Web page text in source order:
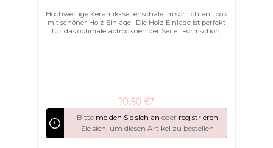
Hochwertige Keramik-Seifenschale im schlichten Look
mit schöner Holz-Einlage. Die Holz-Einlage ist perfekt
für das optimale abtrocknen der Seife. Formschön,
10,50 €*
Bitte melden Sie sich an oder registrieren
Sie sich, um diesen Artikel zu bestellen